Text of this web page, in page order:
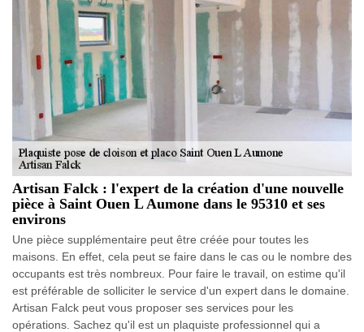
Artisan Falck : l'expert de la création d'une nouvelle
pièce à Saint Ouen L Aumone dans le 95310 et ses
environs
Une pièce supplémentaire peut être créée pour toutes les
maisons. En effet, cela peut se faire dans le cas ou le nombre des
occupants est très nombreux. Pour faire le travail, on estime qu'il
est préférable de solliciter le service d'un expert dans le domaine.
Artisan Falck peut vous proposer ses services pour les
opérations. Sachez qu'il est un plaquiste professionnel qui a